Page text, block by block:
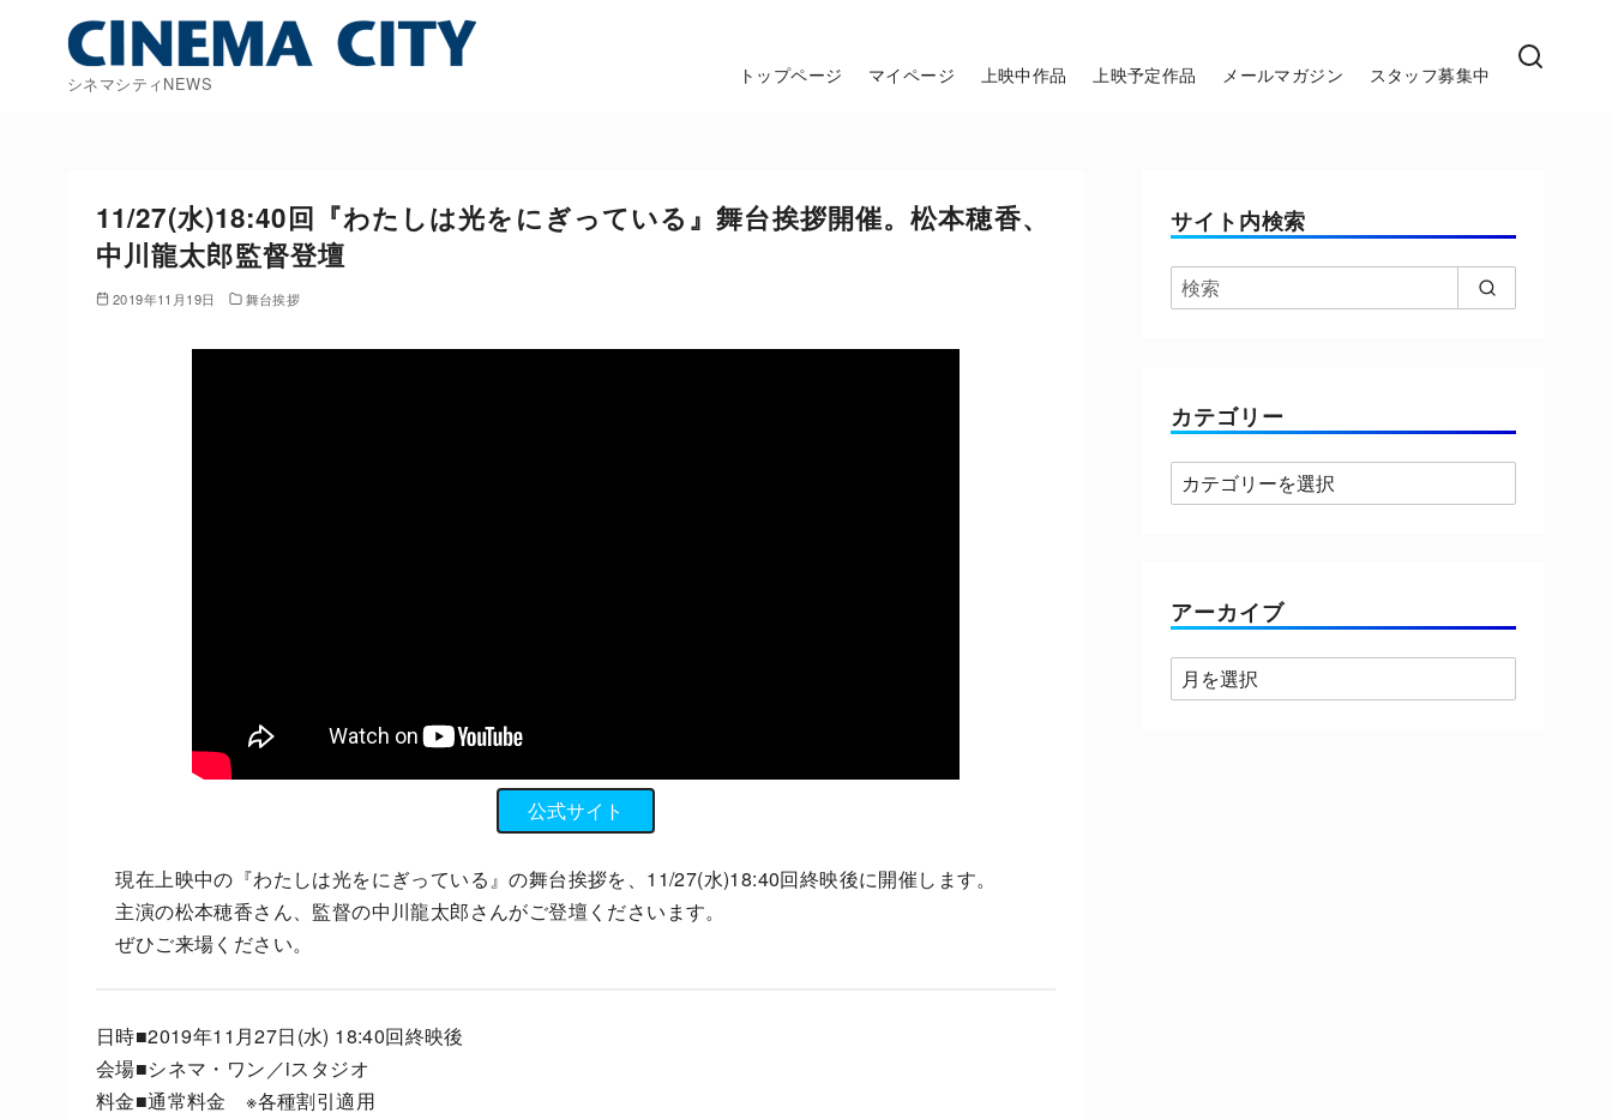
シネマシティNEWS トップページ マイページ 上映中作品 上映予定作品 メールマガジン スタッフ募集中
11/27(水)18:40回『わたしは光をにぎっている』舞台挨拶開催。松本穂香、
中川龍太郎監督登壇
2019年11月19日 舞台挨拶
公式サイト
現在上映中の『わたしは光をにぎっている』の舞台挨拶を、11/27(水)18:40回終映後に開催します。
主演の松本穂香さん、監督の中川龍太郎さんがご登壇くださいます。
ぜひご来場ください。
日時■2019年11月27日(水) 18:40回終映後
会場■シネマ・ワン／iスタジオ
料金■通常料金 ※各種割引適用
サイト内検索
カテゴリー
カ
テ
ー
アーカイブ
ア
ー